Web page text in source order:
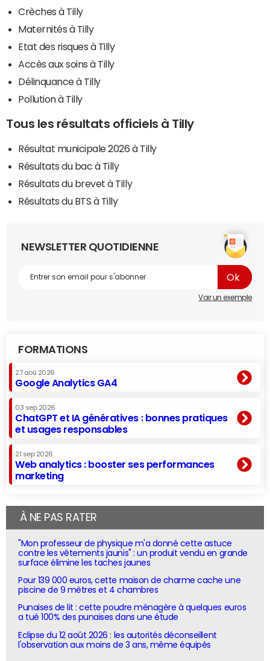
Crèches à Tilly
Maternités à Tilly
Etat des risques à Tilly
Accès aux soins à Tilly
Délinquance à Tilly
Pollution à Tilly
Tous les résultats officiels à Tilly
Résultat municipale 2026 à Tilly
Résultats du bac à Tilly
Résultats du brevet à Tilly
Résultats du BTS à Tilly
NEWSLETTER QUOTIDIENNE
Voir un exemple
FORMATIONS
27 aoû 2026
Google Analytics GA4
03 sep 2026
ChatGPT et IA génératives : bonnes pratiques
et usages responsables
21 sep 2026
Web analytics : booster ses performances
marketing
À NE PAS RATER
"Mon professeur de physique m'a donné cette astuce
contre les vêtements jaunis" : un produit vendu en grande
surface élimine les taches jaunes
Pour 139 000 euros, cette maison de charme cache une
piscine de 9 mètres et 4 chambres
Punaises de lit : cette poudre ménagère à quelques euros
a tué 100% des punaises dans une étude
Eclipse du 12 août 2026 : les autorités déconseillent
l'observation aux moins de 3 ans, même équipés